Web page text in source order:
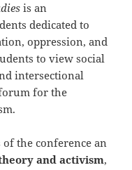
is an
dedicated to
oppression, and
to view social
intersectional
for the
the conference an
and activism,